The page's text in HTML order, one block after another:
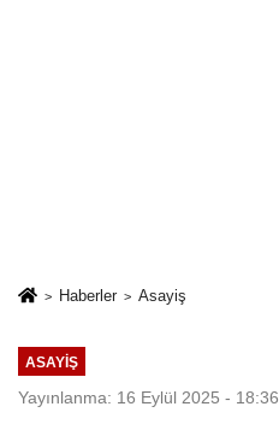
Haberler Asayiş
ASAYIŞ
Yayınlanma: 16 Eylül 2025 - 18:36